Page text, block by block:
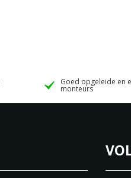
Goed opgeleide en
monteurs